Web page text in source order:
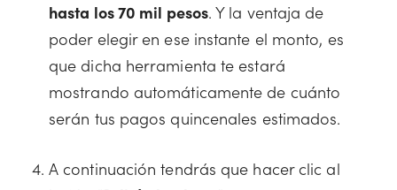
hasta los 70 mil pesos. Y la ventaja de
poder elegir en ese instante el monto, es
que dicha herramienta te estará
mostrando automáticamente de cuánto
serán tus pagos quincenales estimados.
A continuación tendrás que hacer clic al